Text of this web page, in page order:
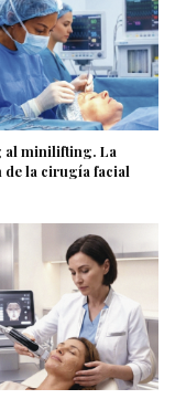
al minilifting. La
de la cirugía facial